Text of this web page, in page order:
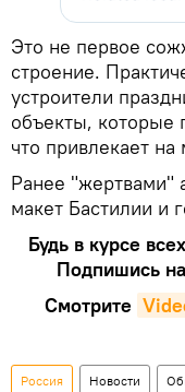
Это не первое
строение.
устроители
объекты, которые
что привлекает
Ранее "жертвами"
макет Бастилии и
Будь в курсе всех
Подпишись
Смотрите
Россия Новости